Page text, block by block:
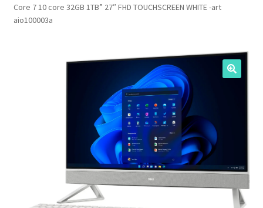
TIENDA
Core 7 10 core 32GB 1TB” 27″ FHD TOUCHSCREEN WHITE -art
aio100003a